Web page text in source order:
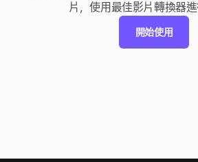
片，使用最佳影片轉換器進
開始使用